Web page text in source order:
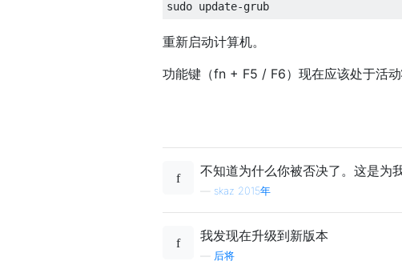
重新启动计算机。
功能键（fn + F5 / F6）现在应该处于活动
不知道为什么你被否决了。这是为
skaz 2015年
我发现在升级到新版本
后将